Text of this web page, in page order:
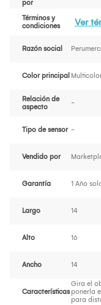
por
Términos y
condiciones
Ver
Razón social
Color principal
Relación de
aspecto
-
Tipo de sensor -
Vendido por
Garantía 1 Año
Largo 14
Alto 16
Ancho 14
Características
Gira el
ponerla
para